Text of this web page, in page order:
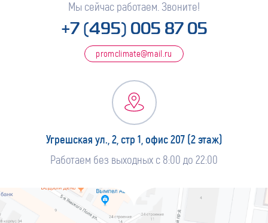
Мы сейчас работаем. Звоните!
+7 (495) 005 87 05
promclimate@mail.ru
Угрешская ул., 2, стр 1, офис 207 (2 этаж)
Работаем без выходных с 8:00 до 22:00